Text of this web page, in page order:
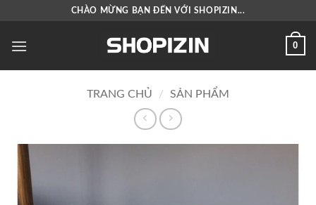
nội
CHÀO MỪNG BẠN ĐẾN VỚI SHOPIZIN...
0
TRANG CHỦ / SẢN PHẨM